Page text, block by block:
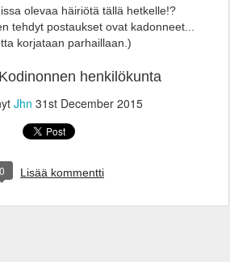
olevaa häiriötä tällä hetkelle!?
tehdyt postaukset ovat kadonneet...
korjataan parhaillaan.)
henkilökunta
Jhn 31st December 2015
0 Lisää kommentti